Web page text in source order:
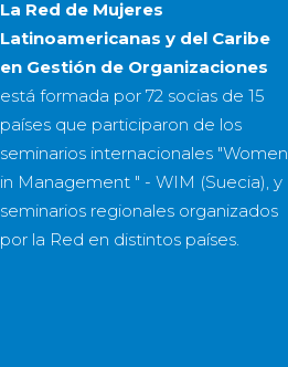
La Red de Mujeres
Latinoamericanas y del Caribe
en Gestión de Organizaciones
está formada por 72 sociasde 15
paísesque participaron de los
seminarios internacionales "Women
in Management " - WIM (Suecia), y
seminarios regionales organizados
por la Red en distintos países.